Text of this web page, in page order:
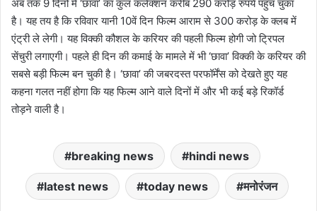
अब तक 9 दिनों में ‘छावा’ का कुल कलेक्शन करीब 290 करोड़ रुपये पहुंच चुका
है। यह तय है कि रविवार यानी 10वें दिन फिल्म आराम से 300 करोड़ के क्लब में
एंट्री ले लेगी। यह विक्की कौशल के करियर की पहली फिल्म होगी जो ट्रिपल
सेंचुरी लगाएगी। पहले ही दिन की कमाई के मामले में भी ‘छावा’ विक्की के करियर की
सबसे बड़ी फिल्म बन चुकी है। ‘छावा’ की जबरदस्त परफॉर्मेंस को देखते हुए यह
कहना गलत नहीं होगा कि यह फिल्म आने वाले दिनों में और भी कई बड़े रिकॉर्ड
तोड़ने वाली है।
breaking news hindi news
latest news today news मनोरंजन